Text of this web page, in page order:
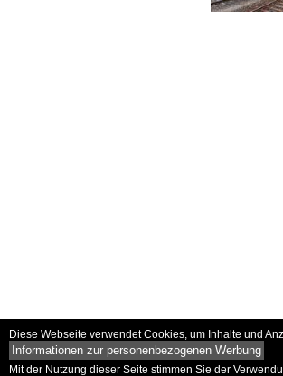
Diese Webseite verwendet Cookies, um Inhalte und
Informationen zur personenbezogenen Werbung
Mit der Nutzung dieser Seite stimmen Sie der